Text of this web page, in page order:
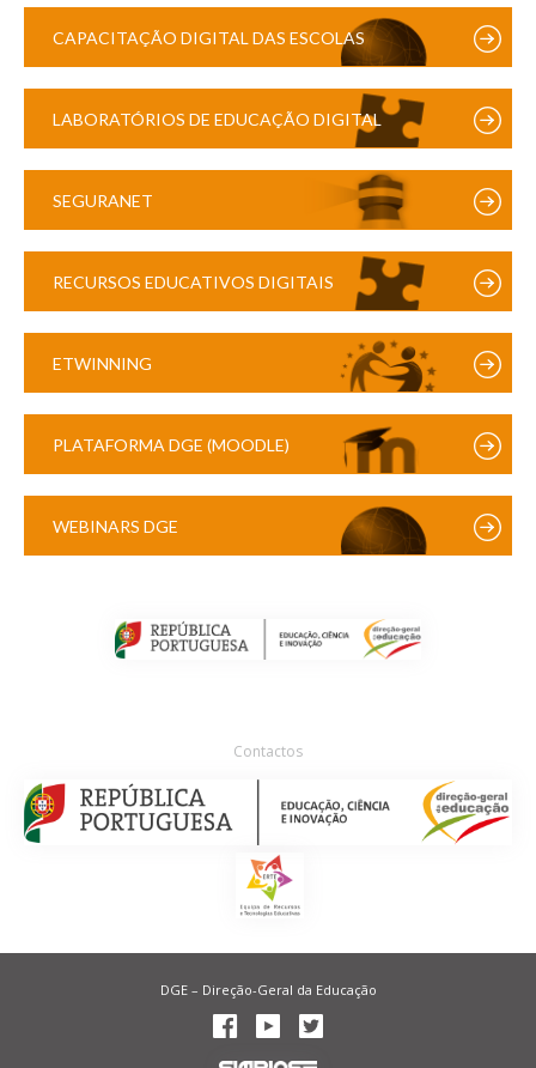
CAPACITAÇÃO DIGITAL DAS ESCOLAS
LABORATÓRIOS DE EDUCAÇÃO DIGITAL
SEGURANET
RECURSOS EDUCATIVOS DIGITAIS
ETWINNING
PLATAFORMA DGE (MOODLE)
WEBINARS DGE
Contactos
DGE – Direção-Geral da Educação